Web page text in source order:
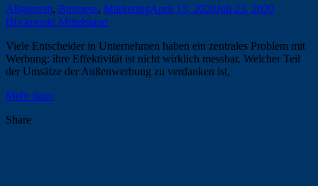
Allgemein, Business, MarketingApril 13, 2020Juli 23, 2020
Blickpunkt Mittelstand
Viele Entscheider in Unternehmen haben ein zentrales Problem mit
Werbung: ihre Effektivität ist nicht wirklich messbar. Welcher Teil
der Umsätze der Außenwerbung zu verdanken ist,
Mehr dazu
Share